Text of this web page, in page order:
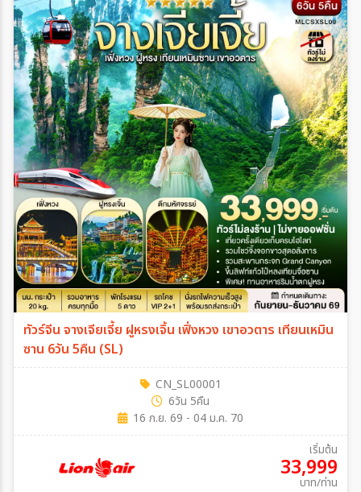
ทัวร์จีน จางเจียเจี้ย ฝูหรงเจิ้น เฟิ่งหวง เขาอวตาร เทียนเหมิน
ซาน 6วัน 5คืน (SL)
CN_SL00001
6วัน 5คืน
16 ก.ย. 69 - 04 ม.ค. 70
เริ่มต้น
33,999
บาท/ท่าน